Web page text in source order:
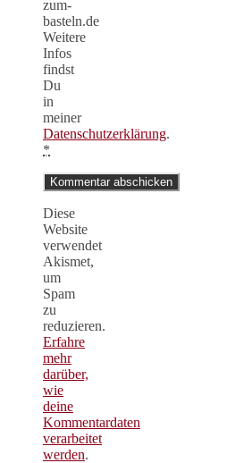
zum-
basteln.de
Weitere
Infos
findst
Du
in
meiner
Datenschutzerklärung.
*
Diese
Website
verwendet
Akismet,
um
Spam
zu
reduzieren.
Erfahre
mehr
darüber,
wie
deine
Kommentardaten
verarbeitet
werden.